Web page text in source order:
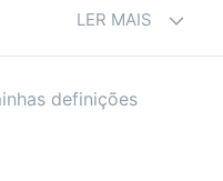
LER MAIS
definições